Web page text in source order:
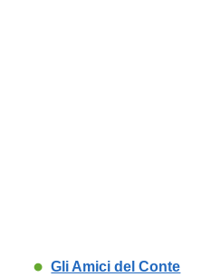
Gli Amici del Conte